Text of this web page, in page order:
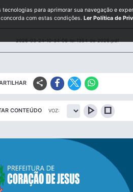
2026-03-24-10-34-06-lei-1354-de-2026.pdf
share
CONTEÚDO VOZ: play_arrow stop
para aprimorar sua navegação e
com estas condições. Ler Política de